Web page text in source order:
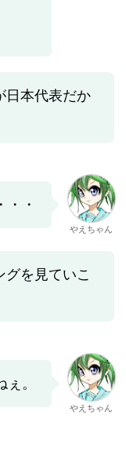
日本代表だか
・・
やえちゃん
グを見ていこ
。
やえちゃん